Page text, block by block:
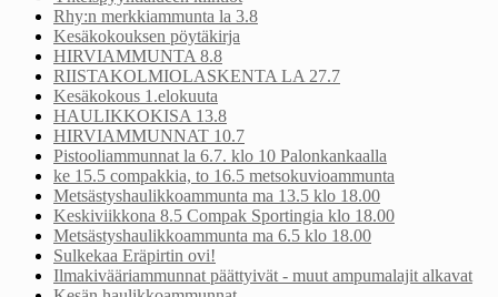
Rhy:n merkkiammunta la 3.8
Kesäkokouksen pöytäkirja
HIRVIAMMUNTA 8.8
RIISTAKOLMIOLASKENTA LA 27.7
Kesäkokous 1.elokuuta
HAULIKKOKISA 13.8
HIRVIAMMUNNAT 10.7
Pistooliammunnat la 6.7. klo 10 Palonkankaalla
ke 15.5 compakkia, to 16.5 metsokuvioammunta
Metsästyshaulikkoammunta ma 13.5 klo 18.00
Keskiviikkona 8.5 Compak Sportingia klo 18.00
Metsästyshaulikkoammunta ma 6.5 klo 18.00
Sulkekaa Eräpirtin ovi!
Ilmakivääriammunnat päättyivät - muut ampumalajit alkavat